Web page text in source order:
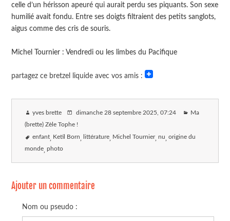
celle d’un hérisson apeuré qui aurait perdu ses piquants. Son sexe
humilié avait fondu. Entre ses doigts filtraient des petits sanglots,
aigus comme des cris de souris.
Michel Tournier : Vendredi ou les limbes du Pacifique
partagez ce bretzel liquide avec vos amis :
yves brette dimanche 28 septembre 2025 , 07:24 Ma
(brette) Zèle Tophe !
enfant Ketil Born littérature Michel Tournier nu origine du
monde photo
Ajouter un commentaire
Nom ou pseudo :